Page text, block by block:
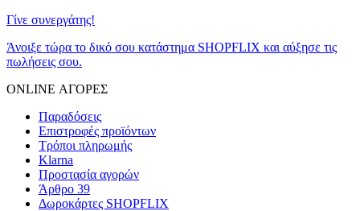
Γίνε συνεργάτης!
Άνοιξε τώρα το δικό σου κατάστημα SHOPFLIX και αύξησε τις
πωλήσεις σου.
ONLINE ΑΓΟΡΕΣ
Παραδόσεις
Επιστροφές προϊόντων
Τρόποι πληρωμής
Klarna
Προστασία αγορών
Άρθρο 39
Δωροκάρτες SHOPFLIX